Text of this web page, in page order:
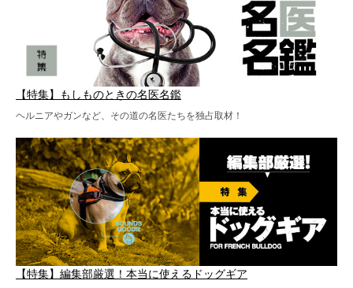
【特集】もしものときの名医名鑑
ヘルニアやガンなど、その道の名医たちを独占取材！
【特集】編集部厳選！本当に使えるドッグギア